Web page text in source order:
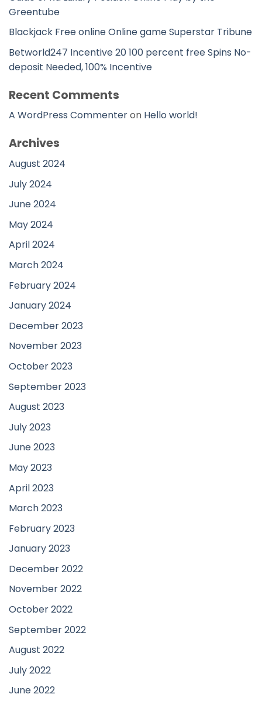
Greentube
Blackjack Free online Online game Superstar Tribune
Betworld247 Incentive 20 100 percent free Spins No-
deposit Needed, 100% Incentive
Recent Comments
A WordPress Commenteron Hello world!
Archives
August 2024
July 2024
June 2024
May 2024
April 2024
March 2024
February 2024
January 2024
December 2023
November 2023
October 2023
September 2023
August 2023
July 2023
June 2023
May 2023
April 2023
March 2023
February 2023
January 2023
December 2022
November 2022
October 2022
September 2022
August 2022
July 2022
June 2022